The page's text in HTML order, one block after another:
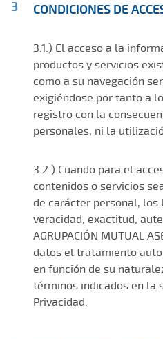
CONDICIONES DE
3.1.) El acceso a la
productos y servicios
como a su navegación
exigiéndose por tanto a
registro con la
personales, ni la
3.2.) Cuando para el
contenidos o servicios
de carácter personal, los
veracidad, exactitud,
AGRUPACIÓN MUTUAL
datos el tratamiento
en función de su
términos indicados en la
Privacidad.